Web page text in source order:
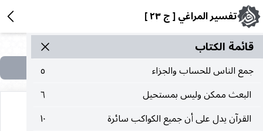
تفسير المراغي [ ج ٢٣ ]
قائمة الکتاب
جمع الناس للحساب والجزاء
٥
البعث ممكن وليس بمستحيل
٦
القرآن يدل على أن جميع الكواكب سائرة
١٠